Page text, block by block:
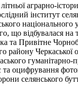
аграрно-
інститут
національного
що відбувалася на
та Привітне
району Черкаської
гуманітарно-
та оцифрування
селянського